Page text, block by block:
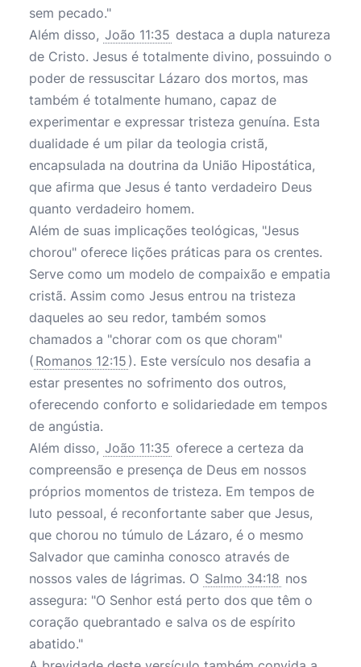
sem pecado."
Além disso, João 11:35 destaca a dupla natureza
de Cristo. Jesus é totalmente divino, possuindo o
poder de ressuscitar Lázaro dos mortos, mas
também é totalmente humano, capaz de
experimentar e expressar tristeza genuína. Esta
dualidade é um pilar da teologia cristã,
encapsulada na doutrina da União Hipostática,
que afirma que Jesus é tanto verdadeiro Deus
quanto verdadeiro homem.
Além de suas implicações teológicas, "Jesus
chorou" oferece lições práticas para os crentes.
Serve como um modelo de compaixão e empatia
cristã. Assim como Jesus entrou na tristeza
daqueles ao seu redor, também somos
chamados a "chorar com os que choram"
( Romanos 12:15 ). Este versículo nos desafia a
estar presentes no sofrimento dos outros,
oferecendo conforto e solidariedade em tempos
de angústia.
Além disso, João 11:35 oferece a certeza da
compreensão e presença de Deus em nossos
próprios momentos de tristeza. Em tempos de
luto pessoal, é reconfortante saber que Jesus,
que chorou no túmulo de Lázaro, é o mesmo
Salvador que caminha conosco através de
nossos vales de lágrimas. O Salmo 34:18 nos
assegura: "O Senhor está perto dos que têm o
coração quebrantado e salva os de espírito
abatido."